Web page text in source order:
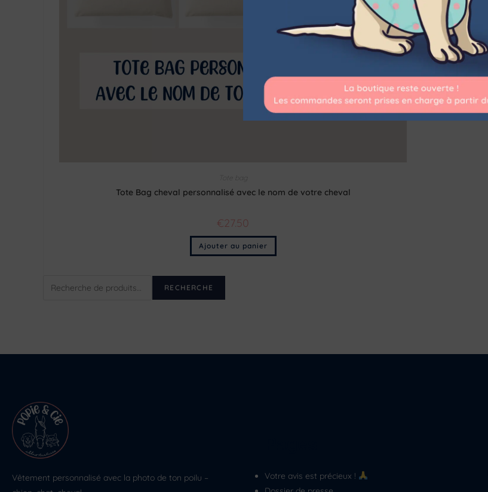
Tote Bag cheval personnalisé avec le nom de votre cheval
€27.50
Ajouter au panier
RECHERCHE
Vêtement personnalisé avec la photo de ton poilu –
Votre avis est précieux !